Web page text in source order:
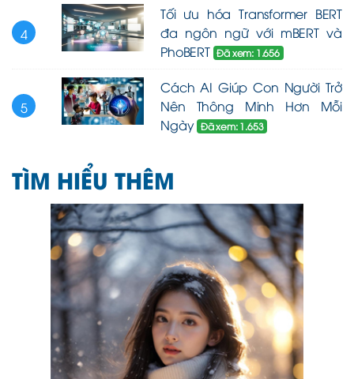
4
Tối ưu hóa Transformer BERT
đa ngôn ngữ với mBERT và
PhoBERT Đã xem: 1.656
5
Cách AI Giúp Con Người Trở
Nên Thông Minh Hơn Mỗi
Ngày Đã xem: 1.653
TÌM HIỂU THÊM